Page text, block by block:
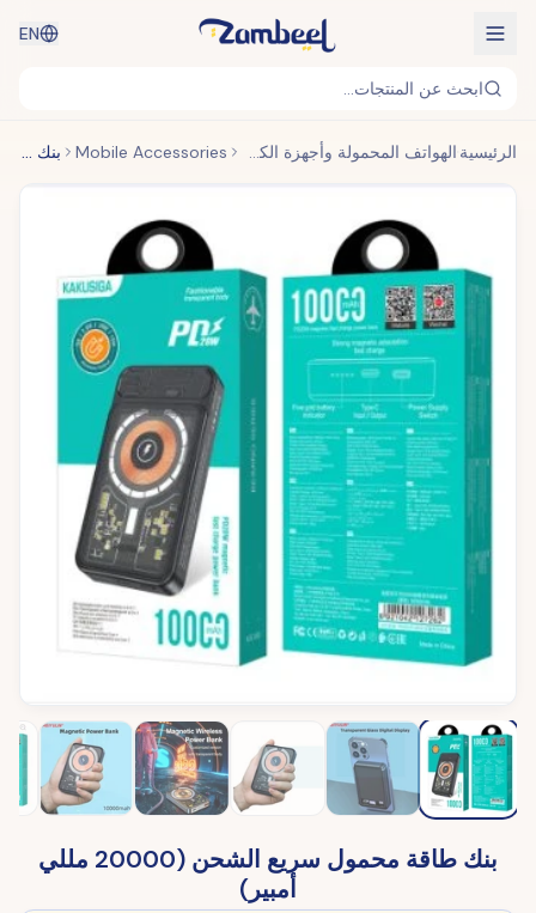
EN
ابحث عن المنتجات...
الرئيسية الهواتف المحمولة وأجهزة الكمبيوتر المحمولة والأجهزة القابلة للارتداء Mobile Accessories بنك طاقة محمول سريع الشحن (20000 مللي أمبير)
بنك طاقة محمول سريع الشحن (20000 مللي
أمبير)